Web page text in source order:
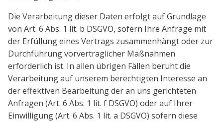
Die Verarbeitung dieser Daten erfolgt auf Grundlage
von Art. 6 Abs. 1 lit. b DSGVO, sofern Ihre Anfrage mit
der Erfüllung eines Vertrags zusammenhängt oder zur
Durchführung vorvertraglicher Maßnahmen
erforderlich ist. In allen übrigen Fällen beruht die
Verarbeitung auf unserem berechtigten Interesse an
der effektiven Bearbeitung der an uns gerichteten
Anfragen (Art. 6 Abs. 1 lit. f DSGVO) oder auf Ihrer
Einwilligung (Art. 6 Abs. 1 lit. a DSGVO) sofern diese